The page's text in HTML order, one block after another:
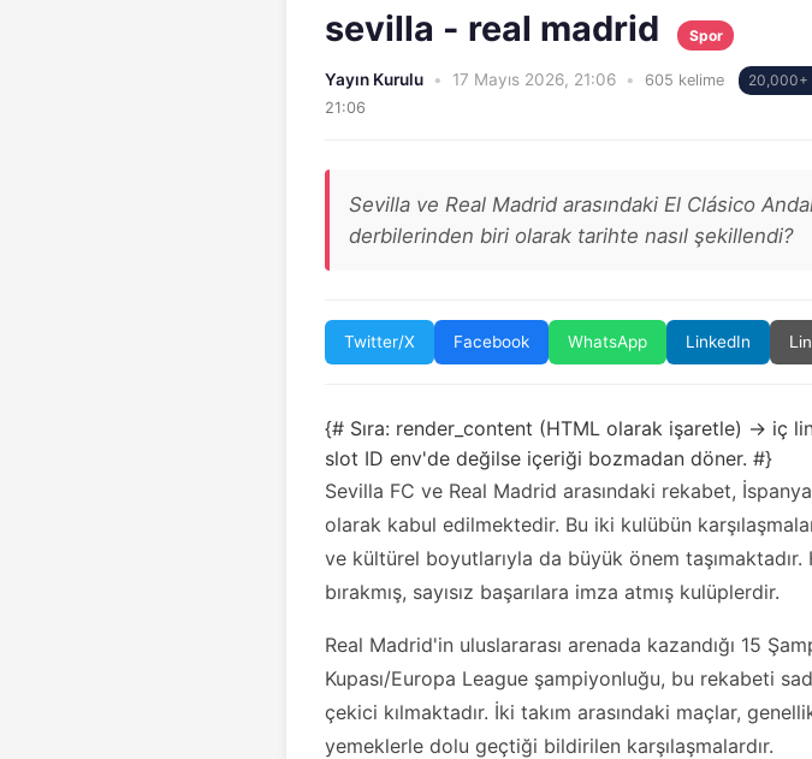
sevilla - real madrid Spor
Yayın Kurulu • 17 Mayıs 2026, 21:06 • 605 kelime 20,000+
21:06
Sevilla ve Real Madrid arasındaki El Clásico
derbilerinden biri olarak tarihte nasıl şekillendi?
Twitter/X Facebook WhatsApp LinkedIn
{# Sıra: render_content (HTML olarak işaretle) → iç
slot ID env'de değilse içeriği bozmadan döner. #}
Sevilla FC ve Real Madrid arasındaki rekabet,
olarak kabul edilmektedir. Bu iki kulübün
ve kültürel boyutlarıyla da büyük önem
bırakmış, sayısız başarılara imza atmış kulüplerdir.
Real Madrid'in uluslararası arenada kazandığı 15
Kupası/Europa League şampiyonluğu, bu rekabeti
çekici kılmaktadır. İki takım arasındaki maçlar,
yemeklerle dolu geçtiği bildirilen karşılaşmalardır.